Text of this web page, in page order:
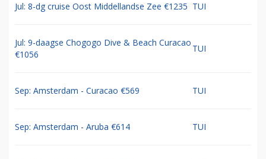
Jul: 8-dg cruise Oost Middellandse Zee €1235 TUI
Jul: 9-daagse Chogogo Dive & Beach Curacao
€1056
TUI
Sep: Amsterdam - Curacao €569 TUI
Sep: Amsterdam - Aruba €614 TUI